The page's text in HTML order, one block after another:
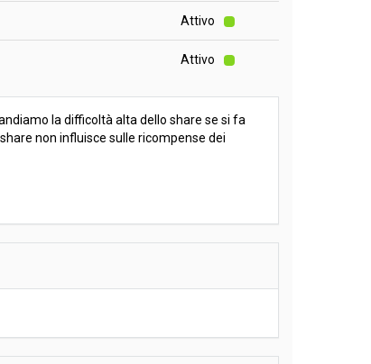
Attivo
Attivo
la difficoltà alta dello share se si fa
non influisce sulle ricompense dei